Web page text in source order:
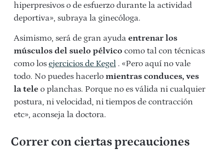
hiperpresivos o de esfuerzo durante la actividad
deportiva», subraya la ginecóloga.
Asimismo, será de gran ayuda entrenar los
músculos del suelo pélvico como tal con técnicas
como los ejercicios de Kegel . «Pero aquí no vale
todo. No puedes hacerlo mientras conduces, ves
la tele o planchas. Porque no es válida ni cualquier
postura, ni velocidad, ni tiempos de contracción
etc», aconseja la doctora.
Correr con ciertas precauciones